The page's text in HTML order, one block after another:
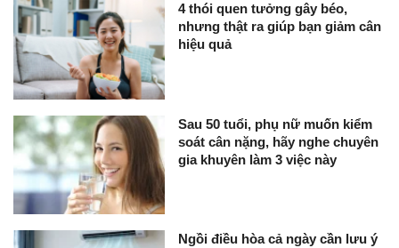
4 thói quen tưởng gây béo,
nhưng thật ra giúp bạn giảm cân
hiệu quả
Sau 50 tuổi, phụ nữ muốn kiểm
soát cân nặng, hãy nghe chuyên
gia khuyên làm 3 việc này
Ngồi điều hòa cả ngày cần lưu ý